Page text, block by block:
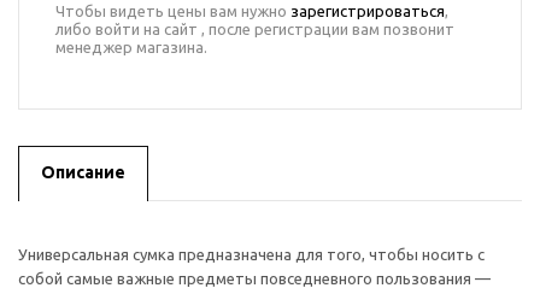
Чтобы видеть цены вам нужно зарегистрироваться,
либо войти на сайт , после регистрации вам позвонит
менеджер магазина.
Описание
Универсальная сумка предназначена для того, чтобы носить с
собой самые важные предметы повседневного пользования —